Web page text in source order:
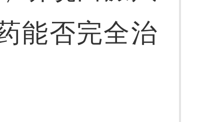
能否完全治